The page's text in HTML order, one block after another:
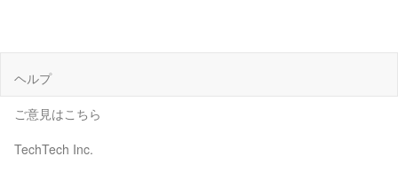
ヘルプ
ご意見はこちら
TechTech Inc.